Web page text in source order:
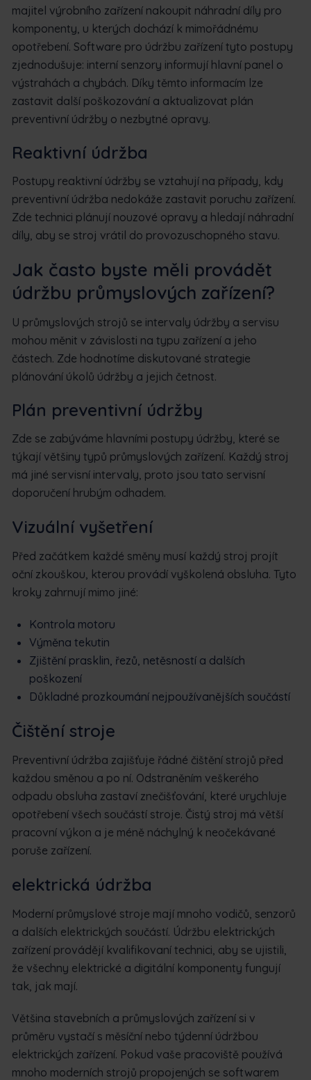
majitel výrobního zařízení nakoupit náhradní díly pro
komponenty, u kterých dochází k mimořádnému
opotřebení. Software pro údržbu zařízení tyto postupy
zjednodušuje: interní senzory informují hlavní panel o
výstrahách a chybách. Díky těmto informacím lze
zastavit další poškozování a aktualizovat plán
preventivní údržby o nezbytné opravy.
Reaktivní údržba
Postupy reaktivní údržby se vztahují na případy, kdy
preventivní údržba nedokáže zastavit poruchu zařízení.
Zde technici plánují nouzové opravy a hledají náhradní
díly, aby se stroj vrátil do provozuschopného stavu.
Jak často byste měli provádět
údržbu průmyslových zařízení?
U průmyslových strojů se intervaly údržby a servisu
mohou měnit v závislosti na typu zařízení a jeho
částech. Zde hodnotíme diskutované strategie
plánování úkolů údržby a jejich četnost.
Plán preventivní údržby
Zde se zabýváme hlavními postupy údržby, které se
týkají většiny typů průmyslových zařízení. Každý stroj
má jiné servisní intervaly, proto jsou tato servisní
doporučení hrubým odhadem.
Vizuální vyšetření
Před začátkem každé směny musí každý stroj projít
oční zkouškou, kterou provádí vyškolená obsluha. Tyto
kroky zahrnují mimo jiné:
Kontrola motoru
Výměna tekutin
Zjištění prasklin, řezů, netěsností a dalších
poškození
Důkladné prozkoumání nejpoužívanějších součástí
Čištění stroje
Preventivní údržba zajišťuje řádné čištění strojů před
každou směnou a po ní. Odstraněním veškerého
odpadu obsluha zastaví znečišťování, které urychluje
opotřebení všech součástí stroje. Čistý stroj má větší
pracovní výkon a je méně náchylný k neočekávané
poruše zařízení.
elektrická údržba
Moderní průmyslové stroje mají mnoho vodičů, senzorů
a dalších elektrických součástí. Údržbu elektrických
zařízení provádějí kvalifikovaní technici, aby se ujistili,
že všechny elektrické a digitální komponenty fungují
tak, jak mají.
Většina stavebních a průmyslových zařízení si v
průměru vystačí s měsíční nebo týdenní údržbou
elektrických zařízení. Pokud vaše pracoviště používá
mnoho moderních strojů propojených se softwarem